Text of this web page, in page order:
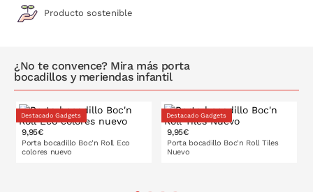
Libre de BPA
Producto sostenible
¿No te convence? Mira más porta
bocadillos y meriendas infantil
Destacado Gadgets
9,95€
Porta bocadillo Boc'n Roll Eco
colores nuevo
Destacado Gadgets
9,95€
Porta bocadillo Boc'n Roll Tiles
Nuevo